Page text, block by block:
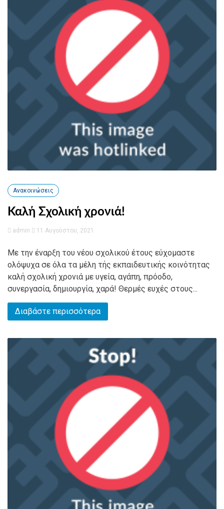
Ανακοινώσεις
Καλή Σχολική χρονιά!
admin 11 Αυγούστου, 2021
Με την έναρξη του νέου σχολικού έτους εύχομαστε
ολόψυχα σε όλα τα μέλη τής εκπαιδευτικής κοινότητας
καλή σχολική χρονιά με υγεία, αγάπη, πρόοδο,
συνεργασία, δημιουργία, χαρά! Θερμές ευχές στους...
Διαβάστε περισσότερα